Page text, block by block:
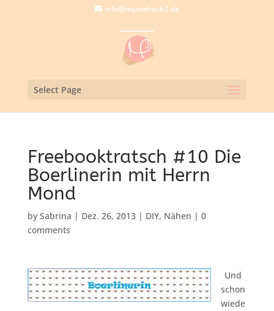
info@mamahoch2.de
Select Page
Freebooktratsch #10 Die
Boerlinerin mit Herrn
Mond
by Sabrina | Dez. 26, 2013| DIY, Nähen | 0
comments
Und
schon
wiede